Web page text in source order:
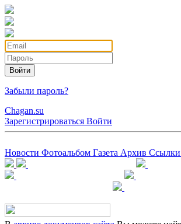
Войти
Забыли пароль?
Chagan.su
Зарегистрироваться Войти
Новости Фотоальбом Газета Архив Ссылки